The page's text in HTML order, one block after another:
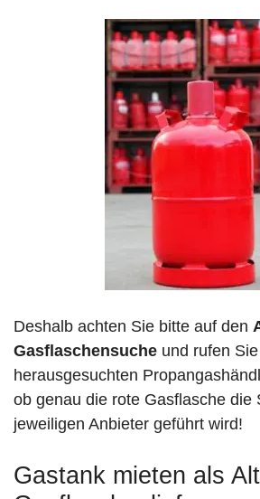
Deshalb achten Sie bitte auf den
Gasflaschensuche und rufen
herausgesuchten
ob genau die rote Gasflasche die
jeweiligen Anbieter geführt wird!
Gastank mieten als